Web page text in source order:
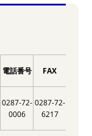
電話番号 FAX
0287-72-
0006
0287-72-
6217